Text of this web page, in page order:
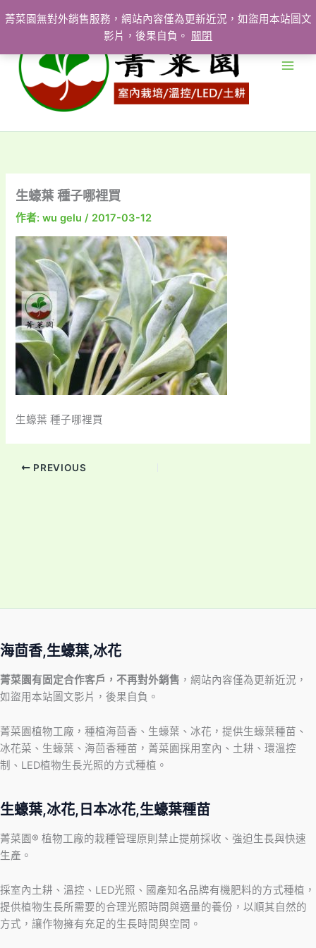
菁菜園無對外銷售服務，網站內容僅為更新近況，如盜用本站圖文
影片，後果自負。
關閉
至
要
生蠔葉 種子哪裡買
作者:wu gelu/ 2017-03-12
生蠔葉 種子哪裡買
PREVIOUS
海茴香,生蠔葉,冰花
菁菜園有固定合作客戶，不再對外銷售 ，網站內容僅為更新近況，
如盜用本站圖文影片，後果自負。
菁菜園植物工廠，種植海茴香、生蠔葉、冰花，提供生蠔葉種苗、
冰花菜、生蠔葉、海茴香種苗，菁菜園採用室內、土耕、環溫控
制、LED植物生長光照的方式種植。
生蠔葉,冰花,日本冰花,生蠔葉種苗
菁菜園® 植物工廠的栽種管理原則禁止提前採收、強迫生長與快速
生產。
採室內土耕、溫控、LED光照、國產知名品牌有機肥料的方式種植，
提供植物生長所需要的合理光照時間與適量的養份，以順其自然的
方式，讓作物擁有充足的生長時間與空間。